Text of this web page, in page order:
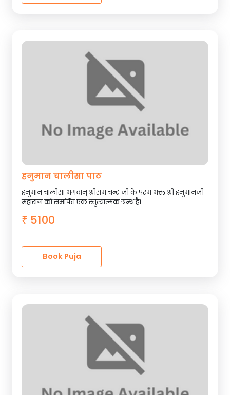
हनुमान चालीसा पाठ
हनुमान चालीसा भगवान् श्रीराम चन्द्र जी के परम भक्त श्री हनुमानजी
महाराज को समर्पित एक स्तुत्यात्मक ग्रन्थ है।
₹ 5100
Book Puja